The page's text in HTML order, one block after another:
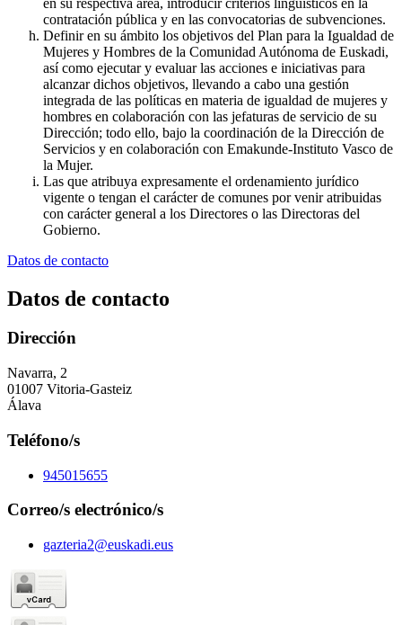
contratación pública y en las convocatorias de subvenciones.
Definir en su ámbito los objetivos del Plan para la Igualdad de
Mujeres y Hombres de la Comunidad Autónoma de Euskadi,
así como ejecutar y evaluar las acciones e iniciativas para
alcanzar dichos objetivos, llevando a cabo una gestión
integrada de las políticas en materia de igualdad de mujeres y
hombres en colaboración con las jefaturas de servicio de su
Dirección; todo ello, bajo la coordinación de la Dirección de
Servicios y en colaboración con Emakunde-Instituto Vasco de
la Mujer.
Las que atribuya expresamente el ordenamiento jurídico
vigente o tengan el carácter de comunes por venir atribuidas
con carácter general a los Directores o las Directoras del
Gobierno.
Datos de contacto
Datos de contacto
Dirección
Navarra, 2
01007 Vitoria-Gasteiz
Álava
Teléfono/s
945015655
Correo/s electrónico/s
gazteria2@euskadi.eus